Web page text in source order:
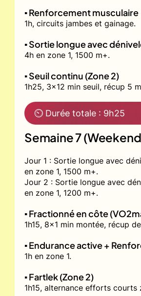
▪️ Renforcement musculaire
1h, circuits jambes et gainage.
▪️ Sortie longue avec
4h en zone 1, 1500 m+.
▪️ Seuil continu (Zone 2)
1h25, 3x12 min seuil, récup 5
⏲ Durée totale : 9h25
Semaine 7
Jour 1 : Sortie longue avec
en zone 1, 1500 m+.
Jour 2 : Sortie longue avec
en zone 1, 1200 m+.
▪️ Fractionné en côte
1h15, 8x1 min montée, récup
▪️ Endurance active +
1h en zone 1.
▪️ Fartlek (Zone 2)
1h15, alternance efforts courts